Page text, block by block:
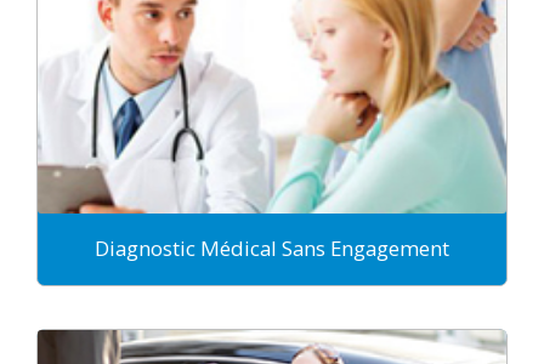
Diagnostic Médical Sans Engagement